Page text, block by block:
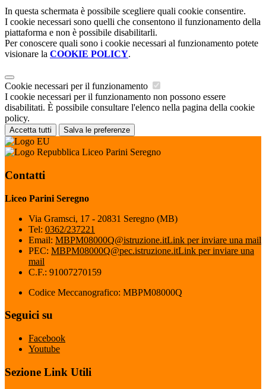
In questa schermata è possibile scegliere quali cookie consentire.
I cookie necessari sono quelli che consentono il funzionamento della
piattaforma e non è possibile disabilitarli.
Per conoscere quali sono i cookie necessari al funzionamento potete
visionare la COOKIE POLICY.
Cookie necessari per il funzionamento
I cookie necessari per il funzionamento non possono essere
disabilitati. È possibile consultare l'elenco nella pagina della cookie
policy.
Accetta tutti Salva le preferenze
Liceo Parini Seregno
Contatti
Liceo Parini Seregno
Via Gramsci, 17 - 20831 Seregno (MB)
Tel: 0362/237221
Email: MBPM08000Q@istruzione.itLink per inviare una mail
PEC: MBPM08000Q@pec.istruzione.itLink per inviare una
mail
C.F.: 91007270159
Codice Meccanografico: MBPM08000Q
Seguici su
Facebook
Youtube
Sezione Link Utili